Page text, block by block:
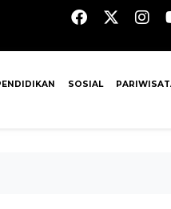
SOSIAL